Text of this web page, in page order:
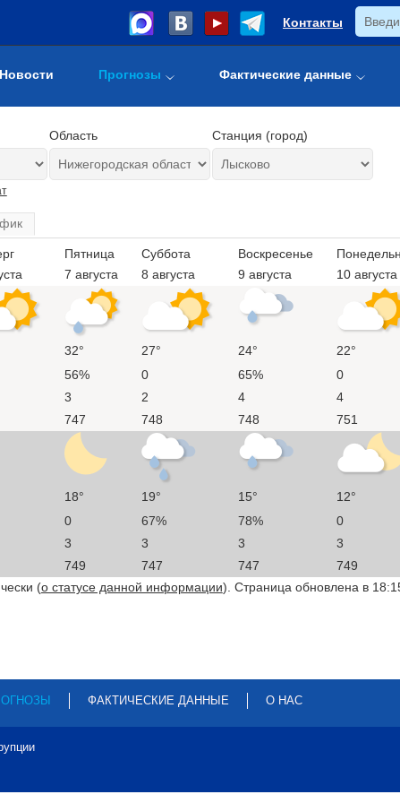
Контакты
Новости Прогнозы Фактические данные
Область Станция (город)
Пятница
7 августа
Суббота
8 августа
Воскресенье
9 августа
10 августа
32° 27° 24° 22°
56% 0 65% 0
3 2 4 4
747 748 748 751
18° 19° 15° 12°
0 67% 78% 0
3 3 3 3
749 747 747 749
(о статусе данной информации). Страница обновлена в
ФАКТИЧЕСКИЕ ДАННЫЕ О НАС